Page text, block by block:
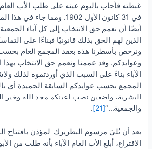
غبطته فأجاب باليوم عينه على طلب الأب
في 31 كانون الأول 1902. ومما
أيضًا أن نعمم حق الانتخاب إلى كل آباء
الذين لهم الحق بذلك قانونيًا فبناءًا على
ونرخص بأسطرنا هذه بعقد المجمع العام
وعوايدكم. وقد عممنا ونعمم حق الانتخاب
الآباء بناءً على السبب الذي أوردتموه لذلك
المجمع بحسب عوايدكم السابقة الحميدة أي
البشرية، واضعين نصب اعينكم مجد الله وخير
والجمعية…”[21]
.
بعد أن تُليَ مرسوم البطريرك المؤذن بافتتاح
الاقتراع، أبلغ الأب العام الآباء بأنه طلب من